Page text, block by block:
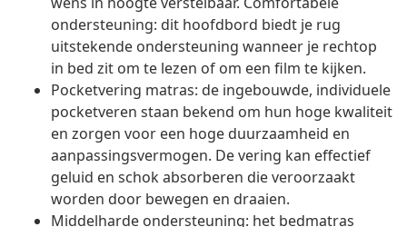
ondersteuning: dit hoofdbord biedt je rug
uitstekende ondersteuning wanneer je rechtop
in bed zit om te lezen of om een film te kijken.
Pocketvering matras: de ingebouwde, individuele
pocketveren staan bekend om hun hoge kwaliteit
en zorgen voor een hoge duurzaamheid en
aanpassingsvermogen. De vering kan effectief
geluid en schok absorberen die veroorzaakt
worden door bewegen en draaien.
Middelharde ondersteuning: het bedmatras